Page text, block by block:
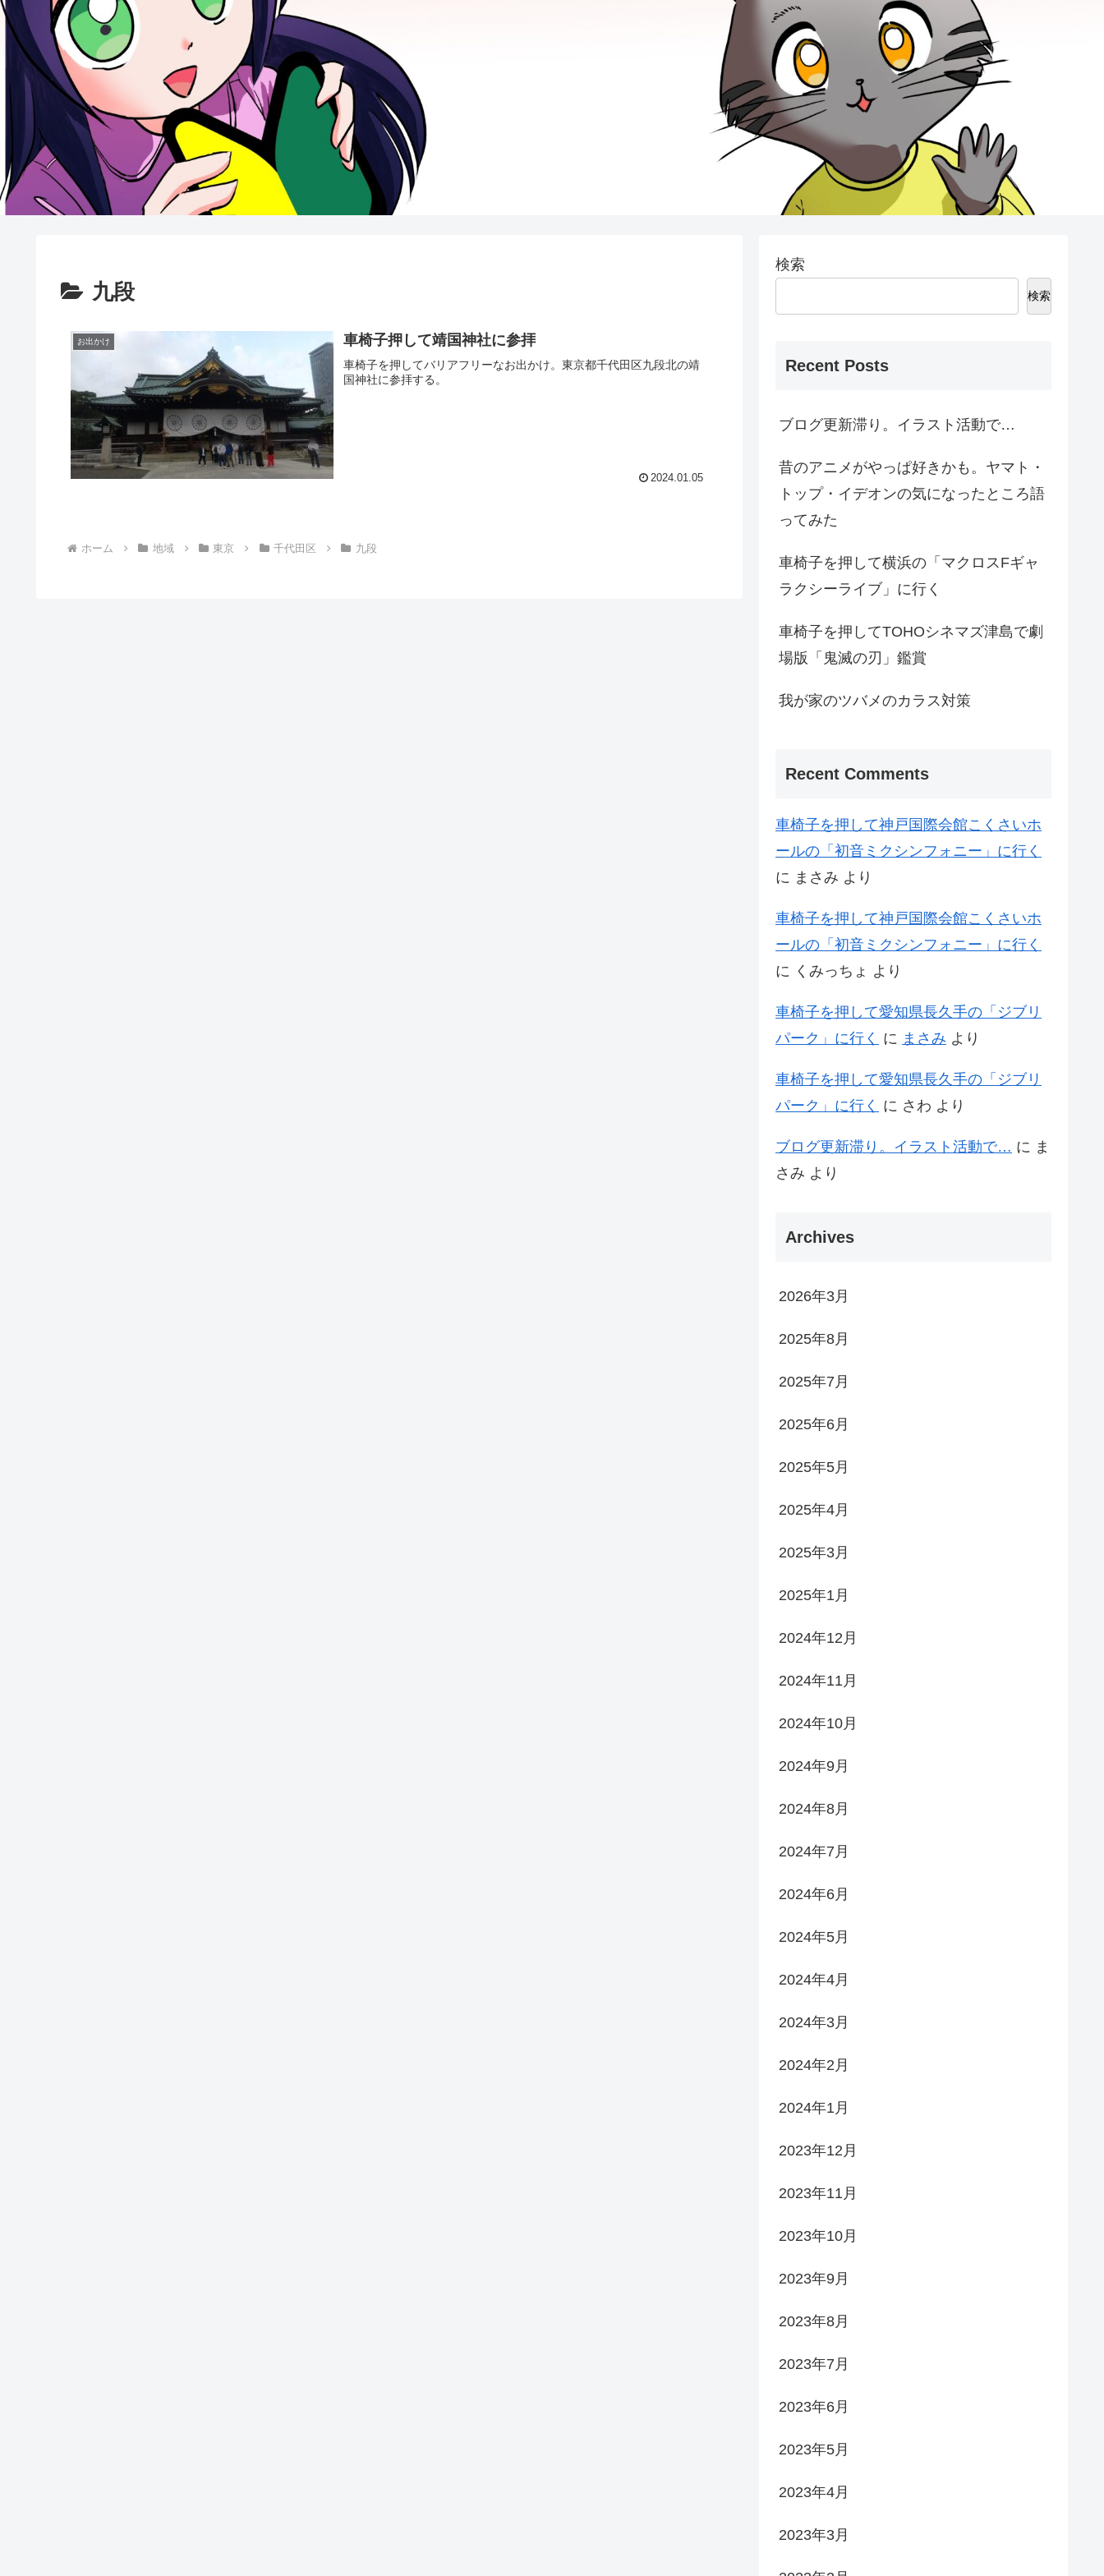
九段
お出かけ 車椅子押して靖国神社に参拝
車椅子を押してバリアフリーなお出かけ。東京都千代田区九段北の靖
国神社に参拝する。
2024.01.05
ホーム 地域 東京 千代田区 九段
検索
検索
Recent Posts
ブログ更新滞り。イラスト活動で…
昔のアニメがやっぱ好きかも。ヤマト・
トップ・イデオンの気になったところ語
ってみた
車椅子を押して横浜の「マクロスFギャ
ラクシーライブ」に行く
車椅子を押してTOHOシネマズ津島で劇
場版「鬼滅の刃」鑑賞
我が家のツバメのカラス対策
Recent Comments
車椅子を押して神戸国際会館こくさいホ
ールの「初音ミクシンフォニー」に行く
に まさみ より
車椅子を押して神戸国際会館こくさいホ
ールの「初音ミクシンフォニー」に行く
に くみっちょ より
車椅子を押して愛知県長久手の「ジブリ
パーク」に行く に まさみ より
車椅子を押して愛知県長久手の「ジブリ
パーク」に行く に さわ より
ブログ更新滞り。イラスト活動で… に ま
さみ より
Archives
2026年3月
2025年8月
2025年7月
2025年6月
2025年5月
2025年4月
2025年3月
2025年1月
2024年12月
2024年11月
2024年10月
2024年9月
2024年8月
2024年7月
2024年6月
2024年5月
2024年4月
2024年3月
2024年2月
2024年1月
2023年12月
2023年11月
2023年10月
2023年9月
2023年8月
2023年7月
2023年6月
2023年5月
2023年4月
2023年3月